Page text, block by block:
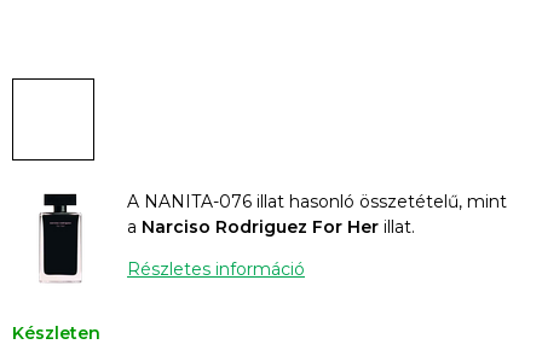
A NANITA-076 illat hasonló összetételű, mint
a Narciso Rodriguez For Her illat.
Részletes információ
Készleten